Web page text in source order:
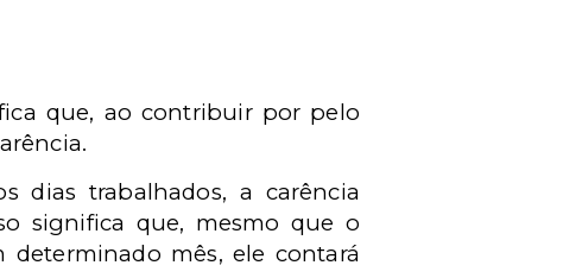
que, ao contribuir por pelo
dias trabalhados, a carência
significa que, mesmo que o
mês, ele contará